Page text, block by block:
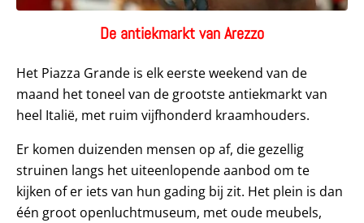
De antiekmarkt van Arezzo
Het Piazza Grande is elk eerste weekend van de
maand het toneel van de grootste antiekmarkt van
heel Italië, met ruim vijfhonderd kraamhouders.
Er komen duizenden mensen op af, die gezellig
struinen langs het uiteenlopende aanbod om te
kijken of er iets van hun gading bij zit. Het plein is dan
één groot openluchtmuseum, met oude meubels,